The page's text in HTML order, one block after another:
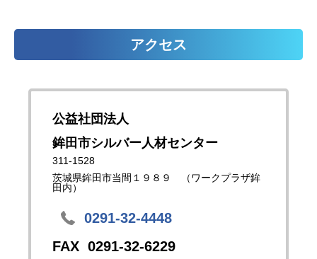
アクセス
公益社団法人
鉾田市シルバー人材センター
311-1528
茨城県鉾田市当間１９８９ （ワークプラザ鉾
田内）
0291-32-4448
0291-32-6229